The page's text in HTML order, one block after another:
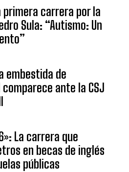
primera carrera por la
Sula: “Autismo: Un
embestida de
comparece ante la CSJ
La carrera que
en becas de inglés
públicas